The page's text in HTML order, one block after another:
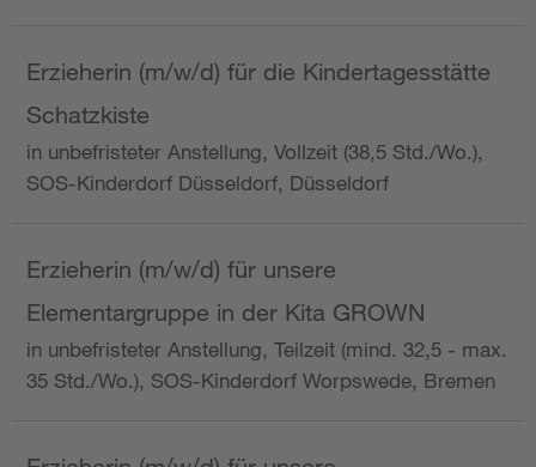
Erzieherin (m/w/d) für die Kindertagesstätte
Schatzkiste
in unbefristeter Anstellung, Vollzeit (38,5 Std./Wo.),
SOS-Kinderdorf Düsseldorf, Düsseldorf
Erzieherin (m/w/d) für unsere
Elementargruppe in der Kita GROWN
in unbefristeter Anstellung, Teilzeit (mind. 32,5 - max.
35 Std./Wo.), SOS-Kinderdorf Worpswede, Bremen